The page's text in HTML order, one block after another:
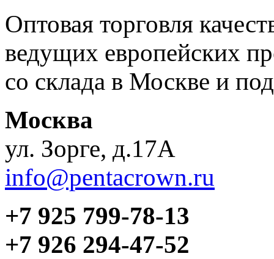
Оптовая торговля
ведущих европейских
со склада в Москве и под
Москва
ул. Зорге, д.17А
info@pentacrown.ru
+7 925 799-78-13
+7 926 294-47-52